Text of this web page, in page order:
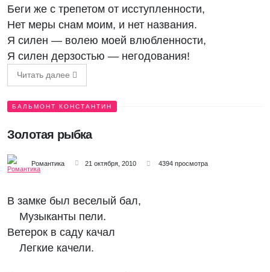
Беги же с трепетом от исступленности,
Нет меры снам моим, и нет названия.
Я силен — волею моей влюбленности,
Я силен дерзостью — негодования!
Читать далее
БАЛЬМОНТ КОНСТАНТИН
Золотая рыбка
Романтика 21 октября, 2010 4394 просмотра
В замке был веселый бал,
Музыканты пели.
Ветерок в саду качал
Легкие качели.